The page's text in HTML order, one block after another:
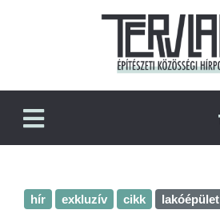
hír exkluzív cikk lakóépület